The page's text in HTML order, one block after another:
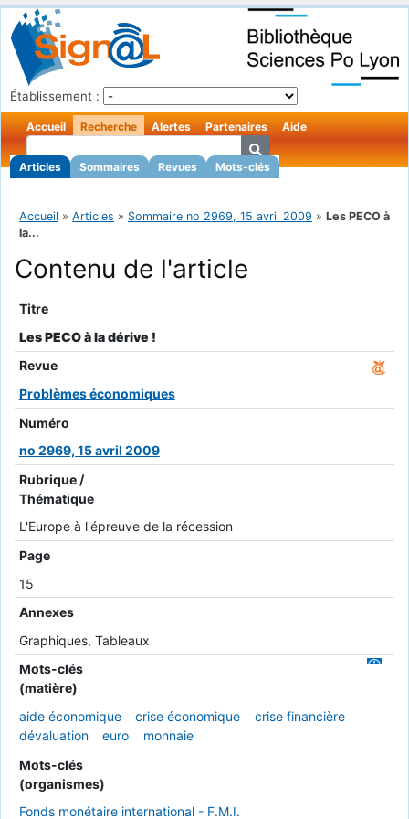
Établissement :
Accueil Recherche
Articles Sommaires Revues Mots-clés
Alertes Partenaires Aide
Accueil » Articles » Sommaire no 2969, 15 avril 2009 » Les PECO à
la...
Contenu de l'article
Titre
Les PECO à la dérive !
Revue
Problèmes économiques
Numéro
no 2969, 15 avril 2009
Rubrique /
Thématique
L'Europe à l'épreuve de la récession
Page
15
Annexes
Graphiques, Tableaux
Mots-clés
(matière)
aide économique
crise économique
crise financière
dévaluation
euro
monnaie
Mots-clés
(organismes)
Fonds monétaire international - F.M.I.